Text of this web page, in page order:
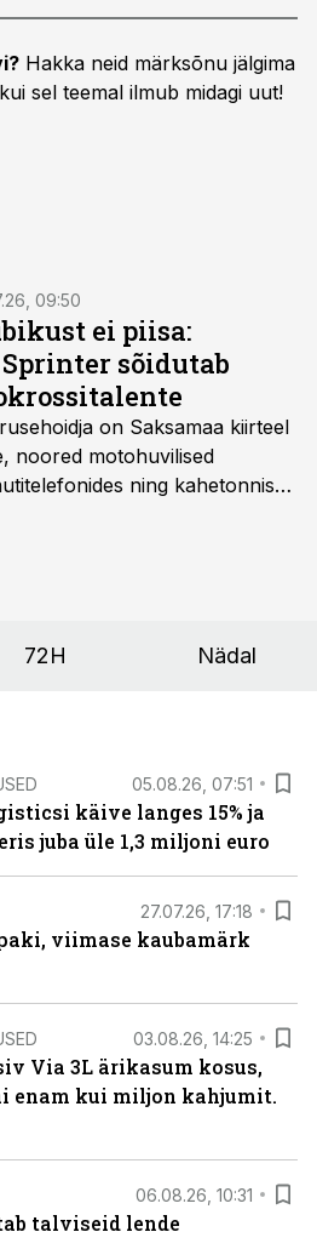
Hakka neid märksõnu jälgima
sel teemal ilmub midagi uut!
09:50
ei piisa:
sõidutab
on Saksamaa kiirteel
noored motohuvilised
ning kahetonnises
72H Nädal
05.08.26, 07:51
käive langes 15% ja
juba üle 1,3 miljoni euro
27.07.26, 17:18
viimase kaubamärk
03.08.26, 14:25
Via 3L ärikasum kosus,
enam kui miljon kahjumit.
06.08.26, 10:31
talviseid lende